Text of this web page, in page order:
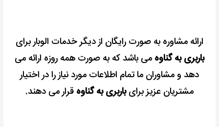
ارائه مشاوره به صورت رایگان از دیگر خدمات الوبار برای
باربری به گناوه می باشد که به صورت همه روزه ارائه می
دهد و مشاوران ما تمام اطلاعات مورد نیاز را در اختیار
مشتریان عزیز برایباربری به گناوه قرار می دهند.